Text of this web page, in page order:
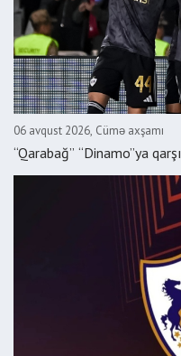
06 avqust 2026, Cümə axşamı
“Qarabağ” “Dinamo”ya qarşı